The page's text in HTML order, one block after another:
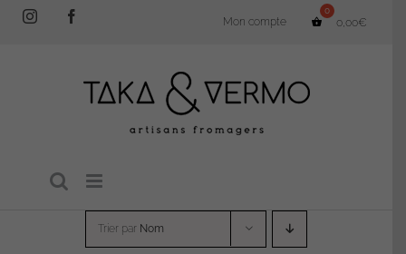
PasserInstagram Mon compte 0,00€
Trier par Nom